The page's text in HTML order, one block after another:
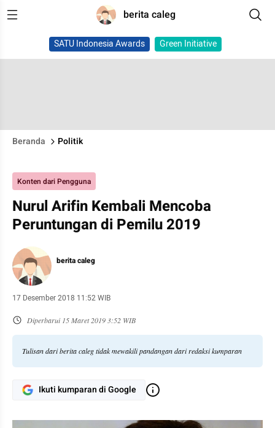
berita caleg
SATU Indonesia Awards Green Initiative
Beranda Politik
Konten dari Pengguna
Nurul Arifin Kembali Mencoba
Peruntungan di Pemilu 2019
berita caleg
17 Desember 2018 11:52 WIB
Diperbarui 15 Maret 2019 3:52 WIB
Tulisan dari berita caleg tidak mewakili pandangan dari redaksi kumparan
Ikuti kumparan di Google